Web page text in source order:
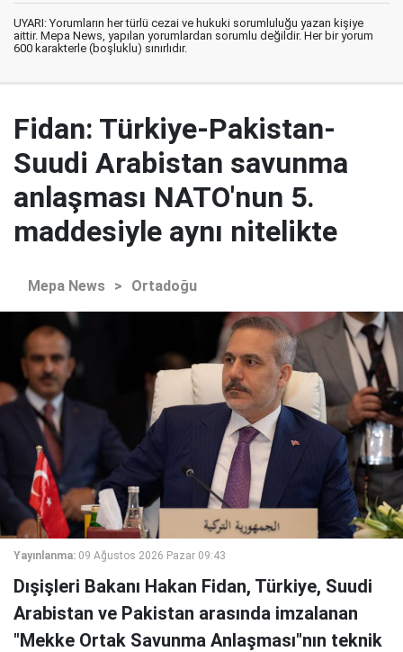
UYARI: Yorumların her türlü cezai ve hukuki sorumluluğu yazan kişiye
aittir. Mepa News, yapılan yorumlardan sorumlu değildir. Her bir yorum
600 karakterle (boşluklu) sınırlıdır.
Fidan: Türkiye-Pakistan-
Suudi Arabistan savunma
anlaşması NATO'nun 5.
maddesiyle aynı nitelikte
Mepa News > Ortadoğu
Yayınlanma: 09 Ağustos 2026 Pazar 09:43
Dışişleri Bakanı Hakan Fidan, Türkiye, Suudi
Arabistan ve Pakistan arasında imzalanan
"Mekke Ortak Savunma Anlaşması"nın teknik